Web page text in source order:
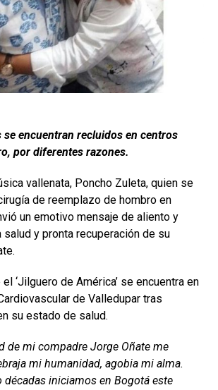
se encuentran recluidos en centros
por diferentes razones.
vallenata, Poncho Zuleta, quien se
de reemplazo de hombro en
un emotivo mensaje de aliento y
y pronta recuperación de su
‘Jilguero de América’ se encuentra en
de Valledupar tras
su estado de salud.
de mi compadre Jorge Oñate me
mi humanidad, agobia mi alma.
décadas iniciamos en Bogotá este